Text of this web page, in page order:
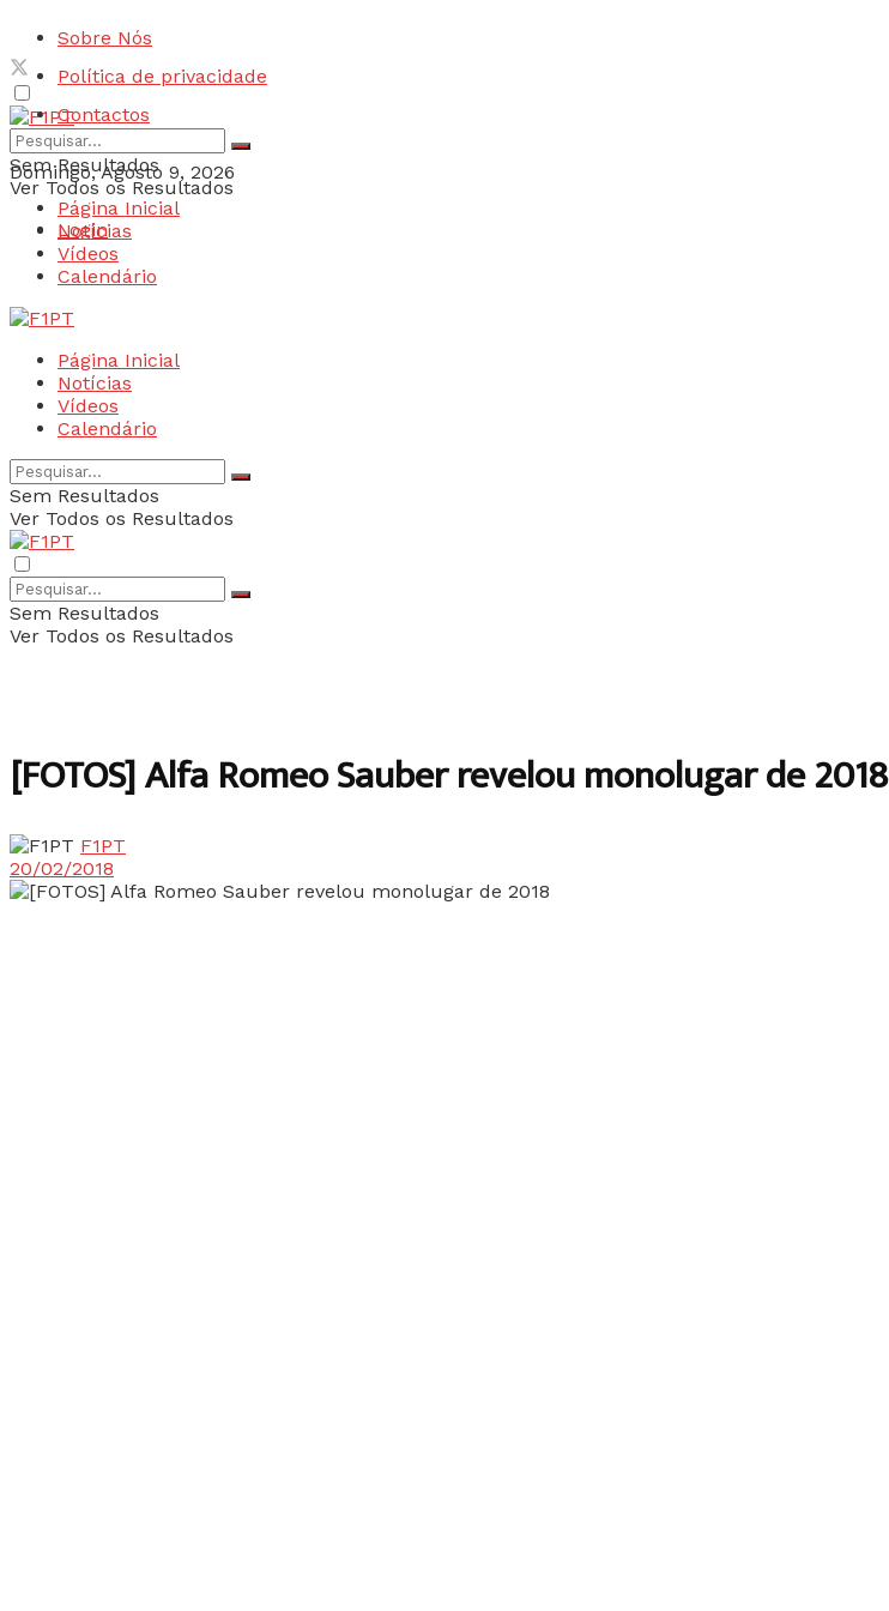
Sobre Nós
Política de privacidade
Contactos
Domingo, Agosto 9, 2026
Login
Sem Resultados
Ver Todos os Resultados
Página Inicial
Notícias
Vídeos
Calendário
Página Inicial
Notícias
Vídeos
Calendário
Sem Resultados
Ver Todos os Resultados
Sem Resultados
Ver Todos os Resultados
[FOTOS] Alfa Romeo Sauber revelou monolugar de 2018
F1PT
20/02/2018